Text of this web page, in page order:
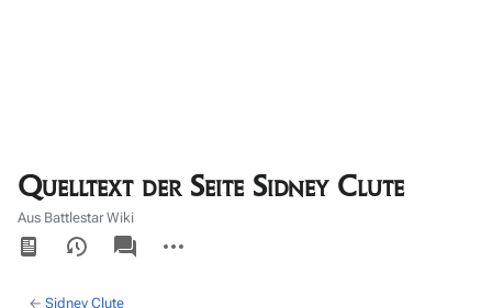
Quelltext der Seite Sidney Clute
Aus Battlestar Wiki
Ansichten
associated-
pages
Aktionen
← Sidney Clute